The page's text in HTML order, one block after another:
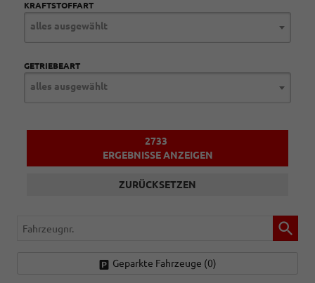
KRAFTSTOFFART
alles ausgewählt
GETRIEBEART
alles ausgewählt
2733
ERGEBNISSE ANZEIGEN
ZURÜCKSETZEN
Fahrzeugnr.
Geparkte Fahrzeuge (0)